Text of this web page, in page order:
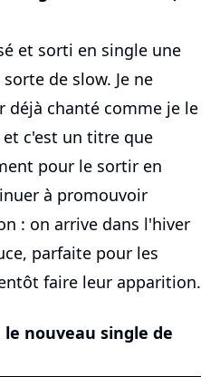
et sorti en single une
de slow. Je ne
déjà chanté comme je le
c'est un titre que
pour le sortir en
à promouvoir
: on arrive dans l'hiver
parfaite pour les
faire leur apparition.
nouveau single de